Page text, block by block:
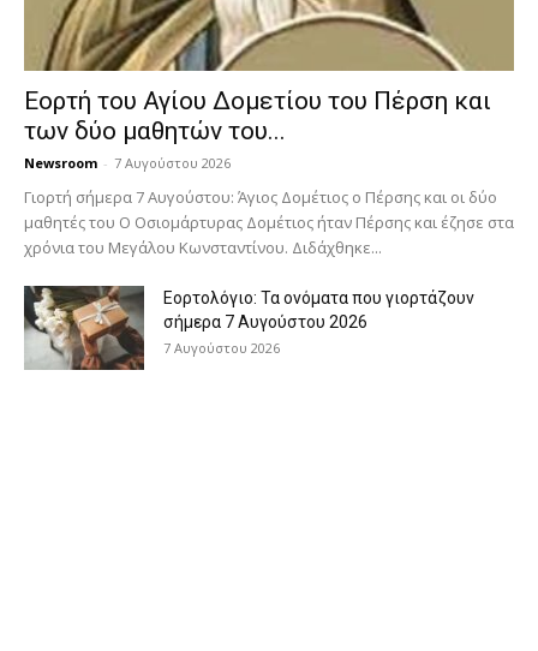
Εορτή του Αγίου Δομετίου του Πέρση και
των δύο μαθητών του...
Newsroom - 7 Αυγούστου 2026
Γιορτή σήμερα 7 Αυγούστου: Άγιος Δομέτιος ο Πέρσης και οι δύο
μαθητές του Ο Oσιομάρτυρας Δομέτιος ήταν Πέρσης και έζησε στα
χρόνια του Μεγάλου Κωνσταντίνου. Διδάχθηκε...
Εορτολόγιο: Τα ονόματα που γιορτάζουν
σήμερα 7 Αυγούστου 2026
7 Αυγούστου 2026